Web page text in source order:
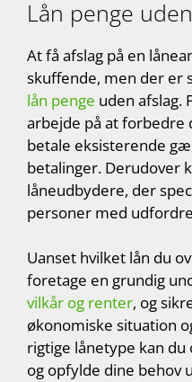
Lån penge
At få afslag på en
skuffende, men der er
lån penge uden afslag.
arbejde på at forbedre
betale eksisterende
betalinger. Derudover
låneudbydere, der
personer med
Uanset hvilket lån du
foretage en grundig
vilkår og renter, og
økonomiske situation
rigtige lånetype kan
og opfylde dine behov